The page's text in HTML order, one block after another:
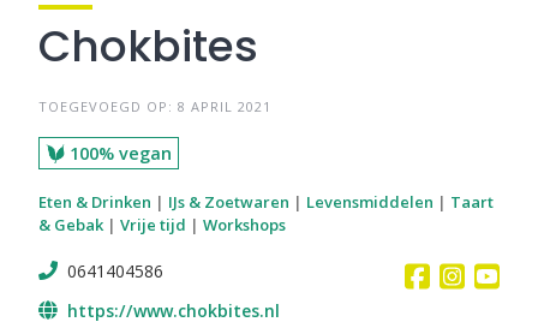
Chokbites
TOEGEVOEGD OP: 8 APRIL 2021
100% vegan
Eten & Drinken | IJs & Zoetwaren | Levensmiddelen | Taart
& Gebak | Vrije tijd | Workshops
0641404586
https://www.chokbites.nl